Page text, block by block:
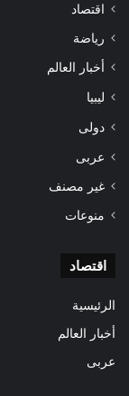
اقتصاد
رياضة
أخبار العالم
ليبيا
دولى
عربى
غير مصنف
منوعات
اقتصاد
الرئيسية
أخبار العالم
عربى